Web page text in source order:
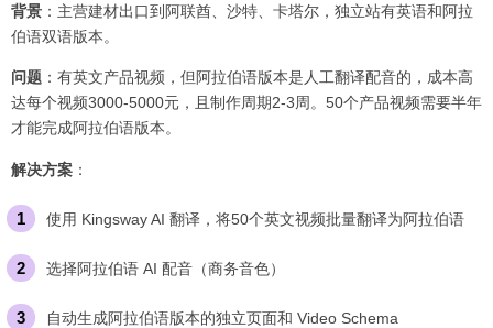
背景 ：主营建材出口到阿联酋、沙特、卡塔尔，独立站有英语和阿拉
伯语双语版本。
问题 ：有英文产品视频，但阿拉伯语版本是人工翻译配音的，成本高
达每个视频3000-5000元，且制作周期2-3周。50个产品视频需要半年
才能完成阿拉伯语版本。
解决方案 ：
使用 Kingsway AI 翻译，将50个英文视频批量翻译为阿拉伯语
选择阿拉伯语 AI 配音（商务音色）
自动生成阿拉伯语版本的独立页面和 Video Schema